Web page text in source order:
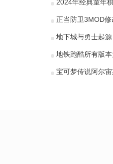
2024年经典童年
正当防卫3MOD
地下城与勇士起